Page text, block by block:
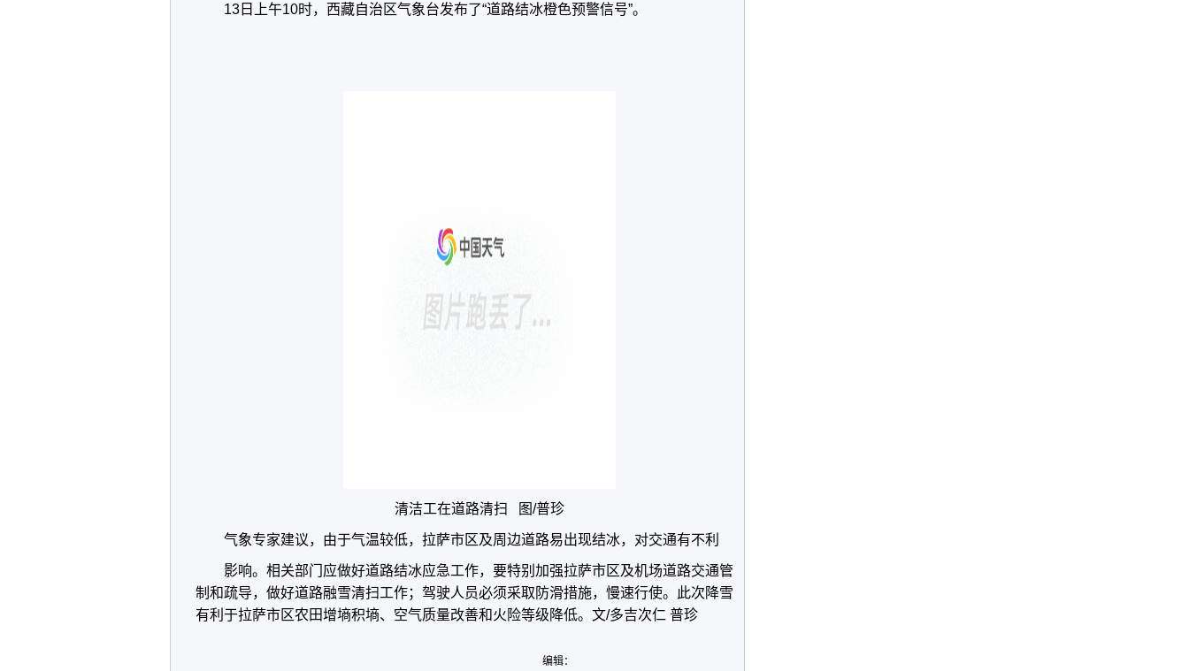
13日上午10时，西藏自治区气象台发布了“道路结冰橙色预警信号”。
清洁工在道路清扫 图/普珍
气象专家建议，由于气温较低，拉萨市区及周边道路易出现结冰，对交通有不利
影响。相关部门应做好道路结冰应急工作， 要特别加强拉萨市区及机场道路交通管
制和疏导，做好道路融雪清扫工作； 驾驶人员必须采取防滑措施，慢速行使。此次降雪
有利于拉萨市区农田增墒积墒、空气质量改善和火险等级降低。文/多吉次仁 普珍
编辑：